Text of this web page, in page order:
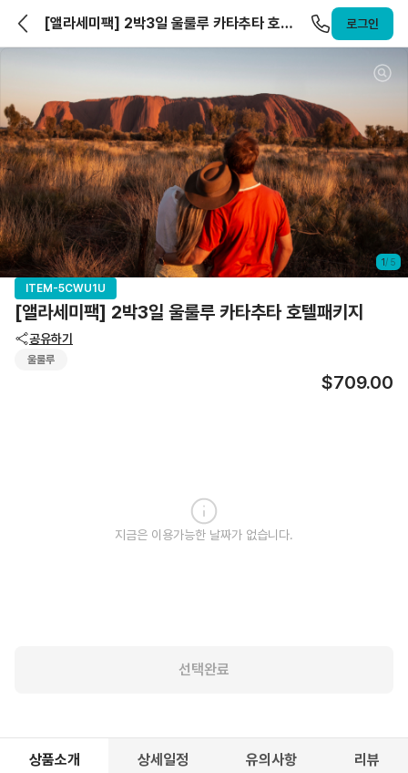
앨라호주 | ELLAHOJU
[앨라세미팩] 2박3일 울룰루 카타추타 호텔
로그인
1/ 5
ITEM-5CWU1U
[앨라세미팩] 2박3일 울룰루 카타추타 호텔패키지
공유하기
울룰루
$709.00
지금은 이용가능한 날짜가 없습니다.
선택완료
상품소개 상세일정 유의사항 리뷰